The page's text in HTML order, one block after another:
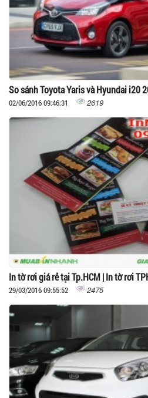
So sánh Toyota Yaris và Hyundai i20
02/06/2016 09:46:31 2619
In tờ rơi giá rẻ tại Tp.HCM | In tờ rơi
29/03/2016 09:55:52 2475